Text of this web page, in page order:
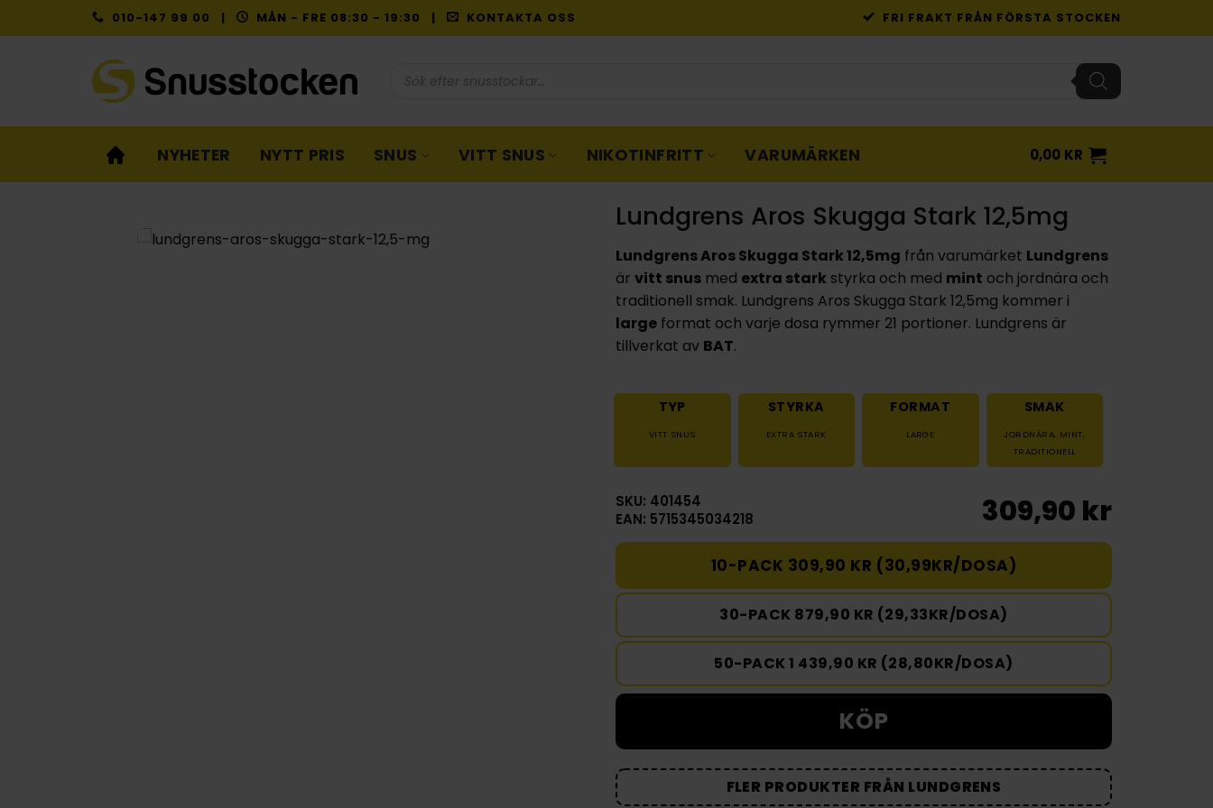
to
010-147 99 00 | MÅN - FRE 08:30 - 19:30 | KONTAKTA OSS FRI FRAKT FRÅN FÖRSTA STOCKEN
NYHETER NYTT PRIS SNUS VITT SNUS NIKOTINFRITT VARUMÄRKEN 0,00 KR
Lundgrens Aros Skugga Stark 12,5mg
Lundgrens Aros Skugga Stark 12,5mg från varumärket Lundgrens
är vitt snus med extra stark styrka och med mint och jordnära och
traditionell smak. Lundgrens Aros Skugga Stark 12,5mg kommer i
large format och varje dosa rymmer 21 portioner. Lundgrens är
tillverkat av BAT.
TYP
VITT SNUS
STYRKA
EXTRA STARK
FORMAT
LARGE
SMAK
JORDNÄRA, MINT,
TRADITIONELL
SKU: 401454
EAN: 5715345034218
309,90 kr
10-PACK 309,90 KR (30,99KR/DOSA)
30-PACK 879,90 KR (29,33KR/DOSA)
50-PACK 1 439,90 KR (28,80KR/DOSA)
KÖP
FLER PRODUKTER FRÅN LUNDGRENS